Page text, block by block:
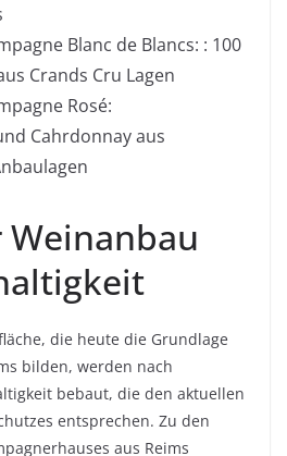
Blanc de Blancs: : 100
Crands Cru Lagen
Rosé:
Cahrdonnayaus
die heute die Grundlage
bilden, werden nach
bebaut, die den aktuellen
entsprechen. Zu den
aus Reims